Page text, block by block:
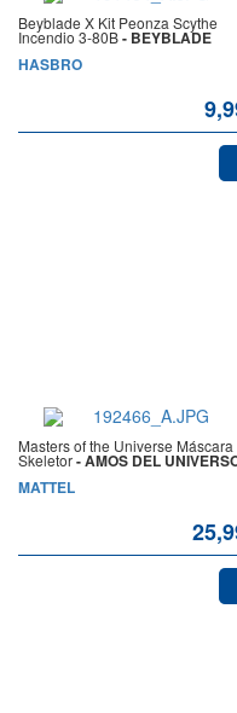
Beyblade X Kit Peonza Scythe
Incendio 3-80B- BEYBLADE
HASBRO
Masters of the Universe Máscara
Skeletor- AMOS DEL
MATTEL